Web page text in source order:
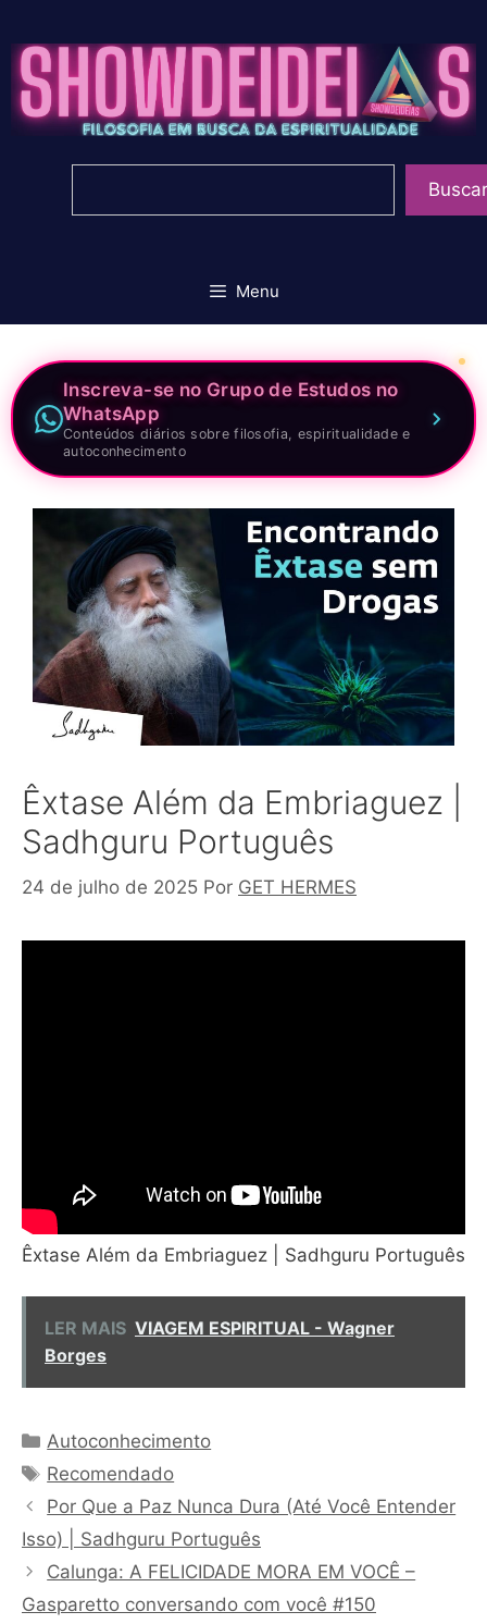
para
conteúdo
Buscar
Menu
Inscreva-se no Grupo de Estudos no
WhatsApp
Conteúdos diários sobre filosofia, espiritualidade e
autoconhecimento
Êxtase Além da Embriaguez |
Sadhguru Português
24 de julho de 2025 Por GET HERMES
Êxtase Além da Embriaguez | Sadhguru Português
LER MAIS VIAGEM ESPIRITUAL - Wagner
Borges
Categorias
Autoconhecimento
Tags
Recomendado
Por Que a Paz Nunca Dura (Até Você Entender
Isso) | Sadhguru Português
Calunga: A FELICIDADE MORA EM VOCÊ –
Gasparetto conversando com você #150